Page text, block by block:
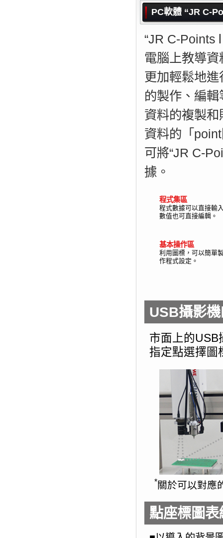
PC軟體 “JR C-
“JR C-
電腦上教導
更加輕鬆地
的製作、編
資料的複製
資料的「
可將“JR C-
據。
程式集區
程式數據可以直接輸
數值也可直接編輯。
基本操作區
利用圖標，可以簡單
作程式設定。
USB攝影
市面上的USB
指定點選擇圖
*關於可以對應
點座標圖